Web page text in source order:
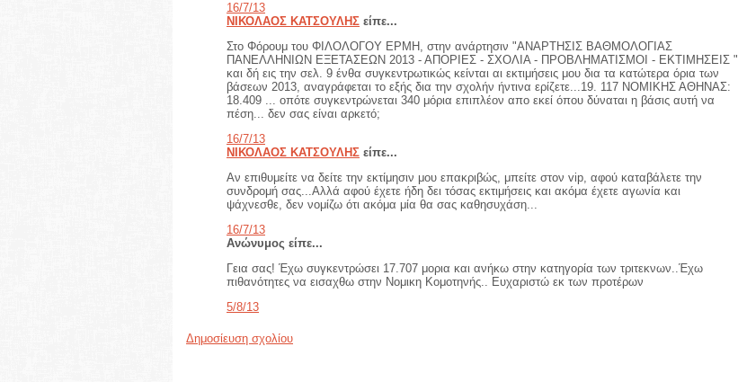
16/7/13
ΝΙΚΟΛΑΟΣ ΚΑΤΣΟΥΛΗΣ είπε...
Στο Φόρουμ του ΦΙΛΟΛΟΓΟΥ ΕΡΜΗ, στην ανάρτησιν "ΑΝΑΡΤΗΣΙΣ ΒΑΘΜΟΛΟΓΙΑΣ
ΠΑΝΕΛΛΗΝΙΩΝ ΕΞΕΤΑΣΕΩΝ 2013 - ΑΠΟΡΙΕΣ - ΣΧΟΛΙΑ - ΠΡΟΒΛΗΜΑΤΙΣΜΟΙ - ΕΚΤΙΜΗΣΕΙΣ "
και δή εις την σελ. 9 ένθα συγκεντρωτικώς κείνται αι εκτιμήσεις μου δια τα κατώτερα όρια των
βάσεων 2013, αναγράφεται το εξής δια την σχολήν ήντινα ερίζετε...19. 117 ΝΟΜΙΚΗΣ ΑΘΗΝΑΣ:
18.409 ... οπότε συγκεντρώνεται 340 μόρια επιπλέον απο εκεί όπου δύναται η βάσις αυτή να
πέση... δεν σας είναι αρκετό;
16/7/13
ΝΙΚΟΛΑΟΣ ΚΑΤΣΟΥΛΗΣ είπε...
Αν επιθυμείτε να δείτε την εκτίμησιν μου επακριβώς, μπείτε στον vip, αφού καταβάλετε την
συνδρομή σας...Αλλά αφού έχετε ήδη δει τόσας εκτιμήσεις και ακόμα έχετε αγωνία και
ψάχνεσθε, δεν νομίζω ότι ακόμα μία θα σας καθησυχάση...
16/7/13
Ανώνυμος είπε...
Γεια σας! Έχω συγκεντρώσει 17.707 μορια και ανήκω στην κατηγορία των τριτεκνων..Έχω
πιθανότητες να εισαχθω στην Νομικη Κομοτηνής.. Ευχαριστώ εκ των προτέρων
5/8/13
Δημοσίευση σχολίου